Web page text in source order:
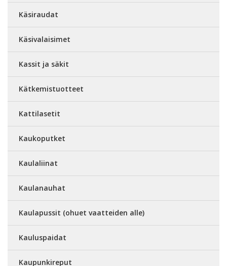
Käsiraudat
Käsivalaisimet
Kassit ja säkit
Kätkemistuotteet
Kattilasetit
Kaukoputket
Kaulaliinat
Kaulanauhat
Kaulapussit (ohuet vaatteiden alle)
Kauluspaidat
Kaupunkireput